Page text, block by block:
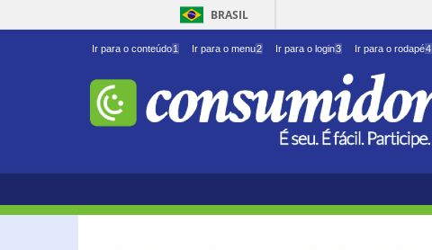
BRASIL
Ir para o conteúdo1 Ir para o menu2 Ir para o login3 Ir para o rodapé4